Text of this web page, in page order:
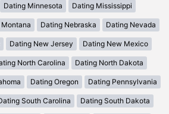
Dating Minnesota Dating Mississippi
Dating Nebraska Dating Nevada
Dating New Jersey Dating New Mexico
North Carolina Dating North Dakota
Dating Oregon Dating Pennsylvania
South Carolina Dating South Dakota